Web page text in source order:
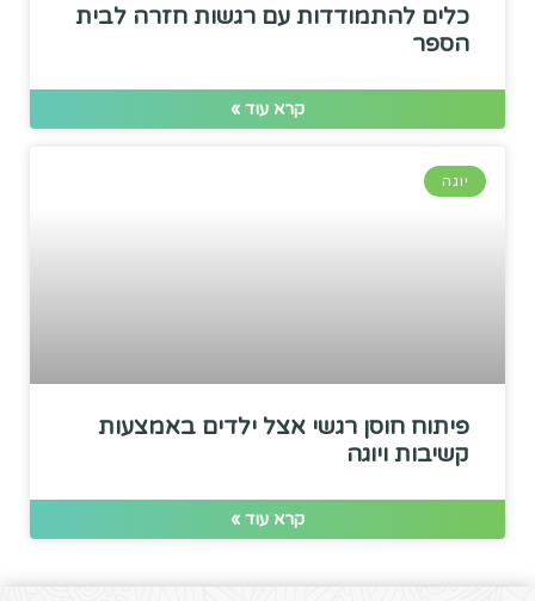
כלים להתמודדות עם רגשות חזרה לבית
הספר
קרא עוד »
יוגה
פיתוח חוסן רגשי אצל ילדים באמצעות
קשיבות ויוגה
קרא עוד »